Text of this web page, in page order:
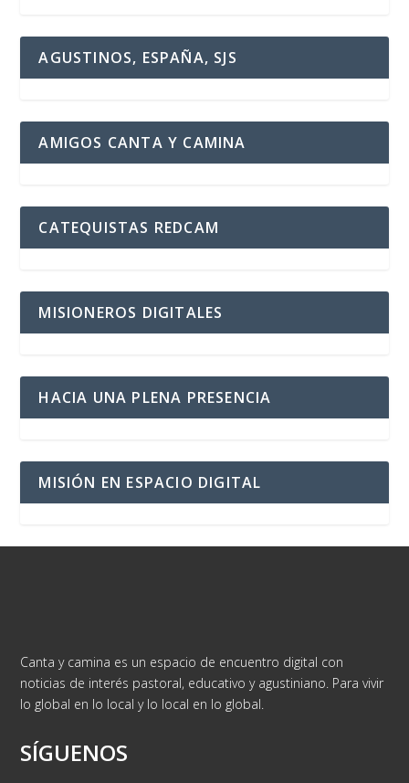
AGUSTINOS, ESPAÑA, SJS
AMIGOS CANTA Y CAMINA
CATEQUISTAS REDCAM
MISIONEROS DIGITALES
HACIA UNA PLENA PRESENCIA
MISIÓN EN ESPACIO DIGITAL
Canta y camina es un espacio de encuentro digital con
noticias de interés pastoral, educativo y agustiniano. Para vivir
lo global en lo local y lo local en lo global.
SÍGUENOS